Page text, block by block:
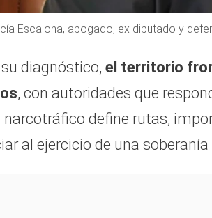
Escalona, abogado, ex diputado y
diagnóstico, el territorio
, con autoridades que
narcotráfico define rutas,
al ejercicio de una